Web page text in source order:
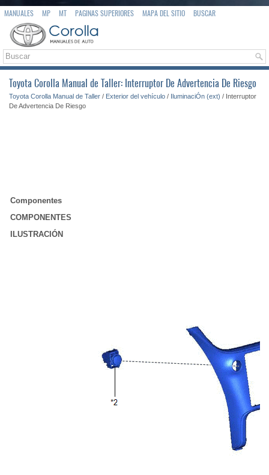
MANUALES MP MT PAGINAS SUPERIORES MAPA DEL SITIO BUSCAR
Toyota Corolla Manual de Taller: Interruptor De Advertencia De Riesgo
Toyota Corolla Manual de Taller / Exterior del vehículo / IluminaciÓn (ext) / Interruptor
De Advertencia De Riesgo
Componentes
COMPONENTES
ILUSTRACIÓN